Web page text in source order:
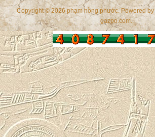
Copyright © 2026 phạm hồng phước. Powered
gazpo.com.